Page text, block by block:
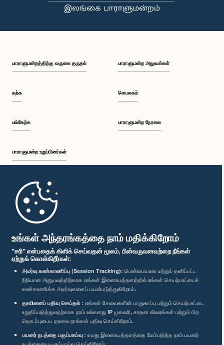
உங்கள் அந்தரங்கத்தை நாம் மதிக்கிறோம்
"சரி" என்பதைக் கிளிக் செய்வதன் மூலம், பின்வருவனவற்றை நீங்கள்
ஏற்றுக் கொள்கிறீர்கள்:
அமர்வு கண்காணிப்பு (Session Tracking): மென்மையான மற்றும் தனிப்பட்ட
ரீதியான அனுபவத்திற்காக எங்கள் இணையத்தளத்தில் உங்கள் செயற்பாட்டைக்
கண்காணிக்க அமர்வுகளைப் பயன்படுத்துகிறோம்.
தரவினைப் பதிவு செய்தல் : எங்கள் சேவைகளின் பாதுகாப்பு மற்றும் செயற்பாட்டை
உறுதிப்படுத்துவதற்காக நாம் உங்களது IP முகவரி, சாதன விவரங்கள் மற்றும் பிற
தொடர்புடைய தரவை நாங்கள் பதிவு செய்கிறோம்.
பயனர் நடத்தை பகுப்பாய்வு : எமது இணையத்தளத்தை மேம்படுத்த நாம் பயனர்
பாராளுமன்றத்திற்கு வருகை தருதல்
கற்க
பங்கேற்க
பாராளுமன்ற உறுப்பினர்கள்
முதற்பக்கம்
பாராளுமன்ற அலுவல்கள்
செயலகம்
பாராளுமன்ற நேரலை
பாராளுமன்ற கையடக்க செயலி
எம்மை பின்தொடர்க :
விருதுகள்
தனியுரிமைக் கொள்கை